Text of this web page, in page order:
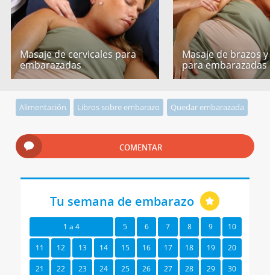
Masaje de cervicales para
embarazadas
Masaje de brazos
para embarazadas
Alimentación Libros sobre embarazo Quedar embarazada
COMENTAR
Tu semana de embarazo
1 a 4 5 6 7 8 9 10
11 12 13 14 15 16 17 18 19 20
21 22 23 24 25 26 27 28 29 30